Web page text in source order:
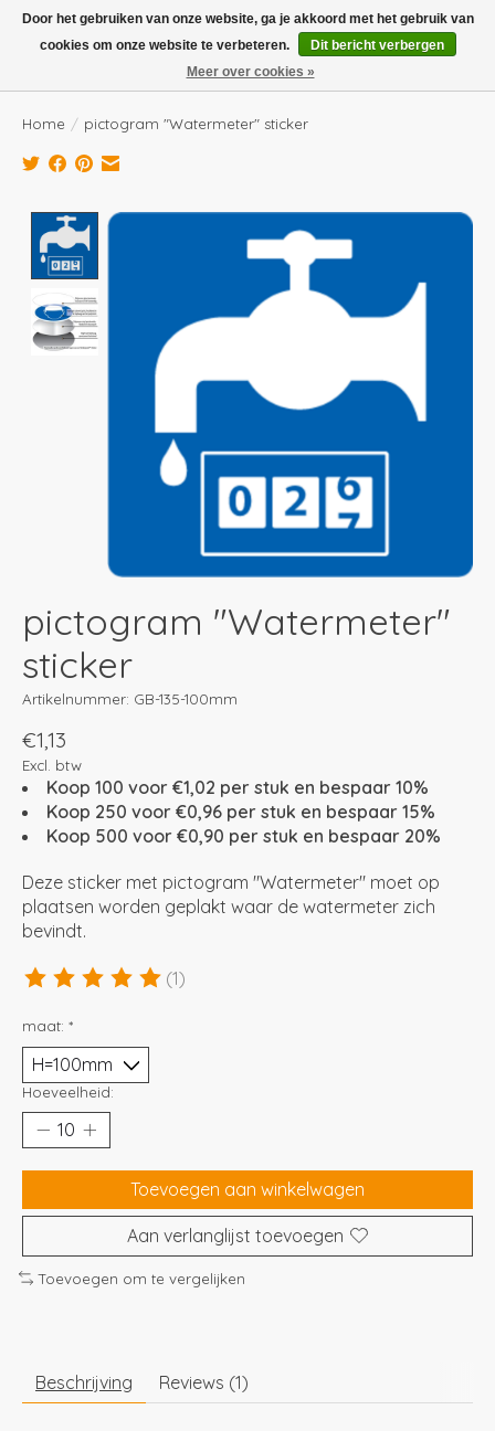
Boven de €100,- gratis verzending! Vóór 14.00 besteld, volgende dag in huis!
Verlanglijst
Home / pictogram "Watermeter" sticker
Product image slideshow Items
pictogram "Watermeter"
sticker
Artikelnummer: GB-135-100mm
€1,13
Excl. btw
Koop 100 voor €1,02 per stuk en bespaar 10%
Koop 250 voor €0,96 per stuk en bespaar 15%
Koop 500 voor €0,90 per stuk en bespaar 20%
Deze sticker met pictogram "Watermeter" moet op
plaatsen worden geplakt waar de watermeter zich
bevindt.
De beoordeling van dit product is
(1)
maat: *
Hoeveelheid:
Toevoegen aan winkelwagen
Aan verlanglijst toevoegen
Toevoegen om te vergelijken
Beschrijving Reviews (1)
Door het gebruiken van onze website, ga je akkoord met het gebruik van
cookies om onze website te verbeteren.
Dit bericht verbergen
Meer over cookies »